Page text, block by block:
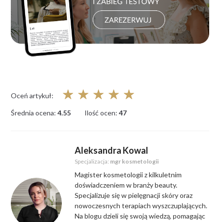
Oceń artykuł: ☆ ☆ ☆ ☆ ☆
Średnia ocena: 4.55 Ilość ocen: 47
Aleksandra Kowal
Specjalizacja: mgr kosmetologii
Magister kosmetologii z kilkuletnim
doświadczeniem w branży beauty.
Specjalizuje się w pielęgnacji skóry oraz
nowoczesnych terapiach wyszczuplających.
Na blogu dzieli się swoją wiedzą, pomagając